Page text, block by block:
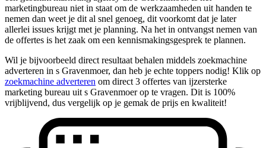
marketingbureau niet in staat om de werkzaamheden uit handen te
nemen dan weet je dit al snel genoeg, dit voorkomt dat je later
allerlei issues krijgt met je planning. Na het in ontvangst nemen van
de offertes is het zaak om een kennismakingsgesprek te plannen.
Wil je bijvoorbeeld direct resultaat behalen middels zoekmachine
adverteren in s Gravenmoer, dan heb je echte toppers nodig! Klik op
zoekmachine adverteren om direct 3 offertes van ijzersterke
marketing bureau uit s Gravenmoer op te vragen. Dit is 100%
vrijblijvend, dus vergelijk op je gemak de prijs en kwaliteit!